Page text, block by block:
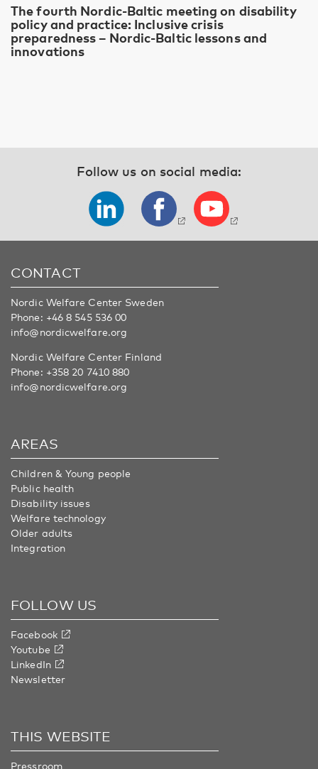
The fourth Nordic-Baltic meeting on disability
policy and practice: Inclusive crisis
preparedness – Nordic-Baltic lessons and
innovations
Follow us on social media:
CONTACT
Nordic Welfare Center Sweden
Phone: +46 8 545 536 00
info@nordicwelfare.org
Nordic Welfare Center Finland
Phone: +358 20 7410 880
info@nordicwelfare.org
AREAS
Children & Young people
Public health
Disability issues
Welfare technology
Older adults
Integration
FOLLOW US
Facebook
Youtube
LinkedIn
Newsletter
THIS WEBSITE
Pressroom